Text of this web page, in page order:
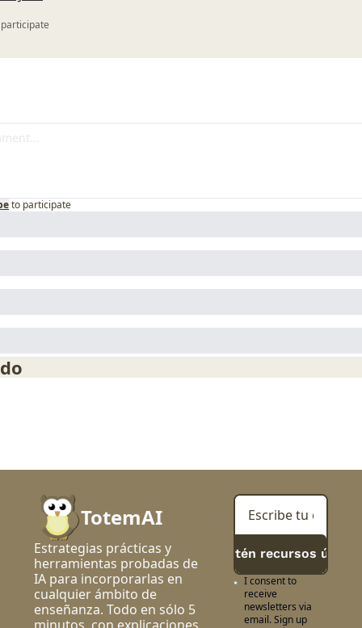
to participate
TotemAI
Estrategias prácticas y
herramientas probadas de
IA para incorporarlas en
cualquier ámbito de
enseñanza. Todo en sólo 5
> Obtén recursos útiles
I consent to
receive
newsletters via
email. Sign up